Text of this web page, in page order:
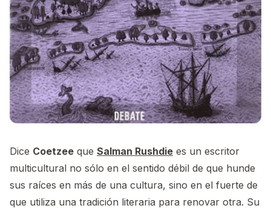
Dice Coetzee que Salman Rushdie es un escritor
multicultural no sólo en el sentido débil de que hunde
sus raíces en más de una cultura, sino en el fuerte de
que utiliza una tradición literaria para renovar otra. Su